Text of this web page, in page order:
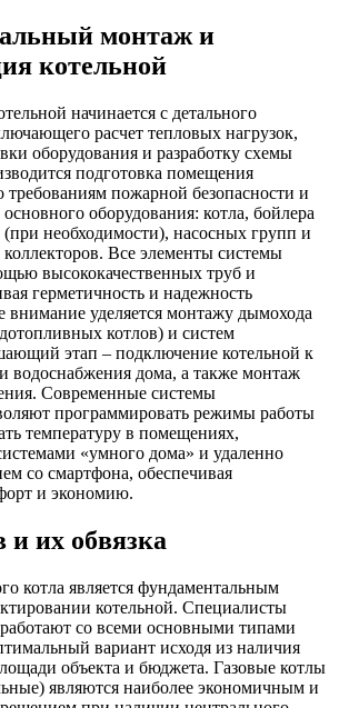
монтаж и
котельной
начинается с детального
расчет тепловых нагрузок,
оборудования и разработку схемы
подготовка помещения
требованиям пожарной безопасности и
оборудования: котла, бойлера
(при необходимости), насосных групп и
Все элементы системы
высококачественных труб и
герметичность и надежность
внимание уделяется монтажу дымохода
котлов) и систем
этап – подключение котельной к
водоснабжения дома, а также монтаж
Современные системы
программировать режимы работы
температуру в помещениях,
«умного дома» и удаленно
со смартфона, обеспечивая
и экономию.
и их обвязка
котла является фундаментальным
котельной. Специалисты
со всеми основными типами
вариант исходя из наличия
объекта и бюджета. Газовые котлы
являются наиболее экономичным и